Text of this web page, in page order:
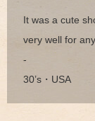
It was a cute
very well for
-
30’s・USA